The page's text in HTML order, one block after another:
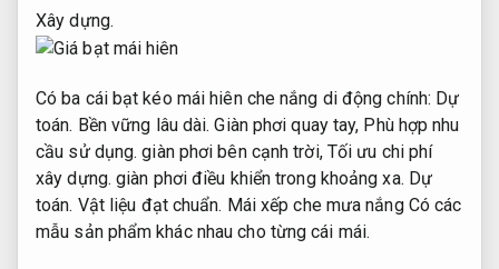
Xây dựng.
Có ba cái bạt kéo mái hiên che nắng di động chính: Dự
toán. Bền vững lâu dài. Giàn phơi quay tay, Phù hợp nhu
cầu sử dụng. giàn phơi bên cạnh trời, Tối ưu chi phí
xây dựng. giàn phơi điều khiển trong khoảng xa. Dự
toán. Vật liệu đạt chuẩn. Mái xếp che mưa nắng Có các
mẫu sản phẩm khác nhau cho từng cái mái.